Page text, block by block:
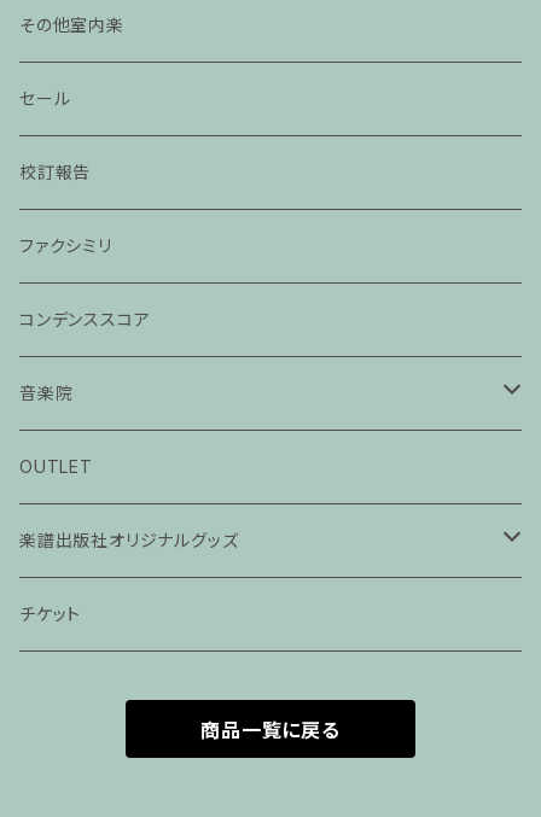
その他室内楽
セール
校訂報告
ファクシミリ
コンデンススコア
音楽院
ピアノ科３０分レッスン
ピアノ科４５分レッスン
家族割プラン
家族割適用プラン2
声楽ピアノ４５分レッスン
OUTLET
楽譜出版社オリジナルグッズ
アパレル
チケット
商品一覧に戻る